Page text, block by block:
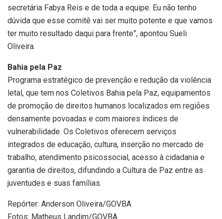
secretária Fabya Reis e de toda a equipe. Eu não tenho
dúvida que esse comitê vai ser muito potente e que vamos
ter muito resultado daqui para frente”, apontou Sueli
Oliveira.
Bahia pela Paz
Programa estratégico de prevenção e redução da violência
letal, que tem nos Coletivos Bahia pela Paz, equipamentos
de promoção de direitos humanos localizados em regiões
densamente povoadas e com maiores índices de
vulnerabilidade. Os Coletivos oferecem serviços
integrados de educação, cultura, inserção no mercado de
trabalho, atendimento psicossocial, acesso à cidadania e
garantia de direitos, difundindo a Cultura de Paz entre as
juventudes e suas famílias.
Repórter: Anderson Oliveira/GOVBA
Fotos: Matheus Landim/GOVBA